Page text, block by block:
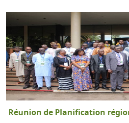
Réunion de Planification